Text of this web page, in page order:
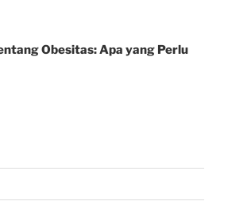
Obesitas: Apa yang Perlu